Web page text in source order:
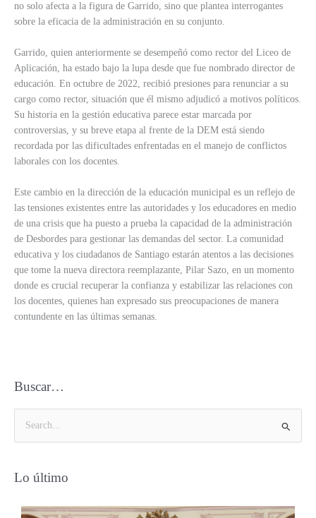
no solo afecta a la figura de Garrido, sino que plantea interrogantes
sobre la eficacia de la administración en su conjunto.
Garrido, quien anteriormente se desempeñó como rector del Liceo de
Aplicación, ha estado bajo la lupa desde que fue nombrado director de
educación. En octubre de 2022, recibió presiones para renunciar a su
cargo como rector, situación que él mismo adjudicó a motivos políticos.
Su historia en la gestión educativa parece estar marcada por
controversias, y su breve etapa al frente de la DEM está siendo
recordada por las dificultades enfrentadas en el manejo de conflictos
laborales con los docentes.
Este cambio en la dirección de la educación municipal es un reflejo de
las tensiones existentes entre las autoridades y los educadores en medio
de una crisis que ha puesto a prueba la capacidad de la administración
de Desbordes para gestionar las demandas del sector. La comunidad
educativa y los ciudadanos de Santiago estarán atentos a las decisiones
que tome la nueva directora reemplazante, Pilar Sazo, en un momento
donde es crucial recuperar la confianza y estabilizar las relaciones con
los docentes, quienes han expresado sus preocupaciones de manera
contundente en las últimas semanas.
Buscar…
c
Lo último